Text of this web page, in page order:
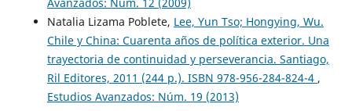
Natalia Lizama Poblete, Lee, Yun Tso; Hongying, Wu.
Chile y China: Cuarenta años de política exterior. Una
trayectoria de continuidad y perseverancia. Santiago,
Ril Editores, 2011 (244 p.). ISBN 978-956-284-824-4 ,
Estudios Avanzados: Núm. 19 (2013)